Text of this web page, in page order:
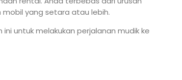
yang setara atau lebih.
untuk melakukan perjalanan mudik ke